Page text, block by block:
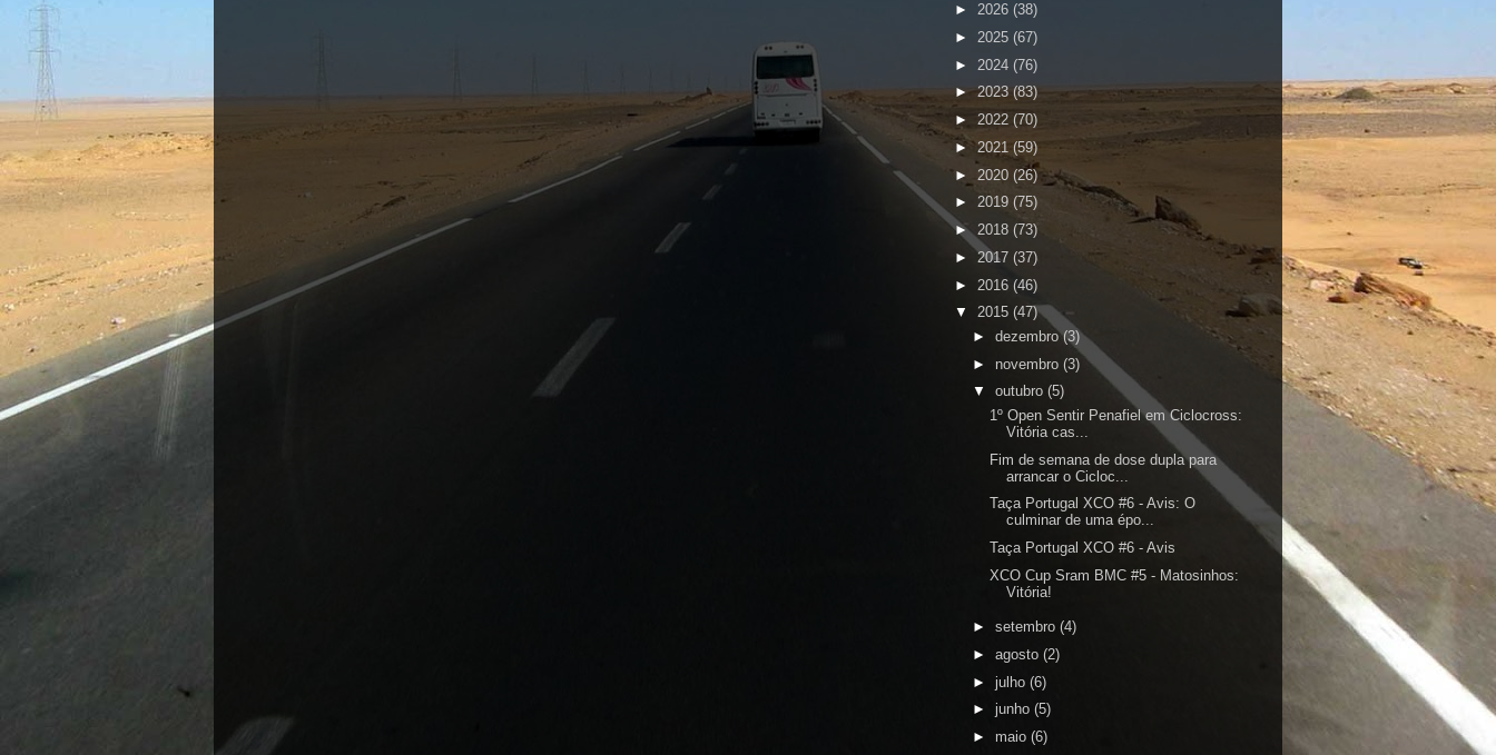
► 2026 (38)
► 2025 (67)
► 2024 (76)
►2023(83)
► 2022 (70)
► 2021 (59)
► 2020 (26)
► 2019 (75)
► 2018 (73)
► 2017 (37)
► 2016 (46)
▼ 2015 (47)
► dezembro(3)
► novembro (3)
▼ outubro (5)
1º Open Sentir Penafiel em Ciclocross:
Vitória cas...
Fim de semana de dose dupla para
arrancar o Cicloc...
Taça Portugal XCO #6 - Avis: O
culminar de uma épo...
Taça Portugal XCO #6 - Avis
XCO Cup Sram BMC #5 - Matosinhos:
Vitória!
► setembro (4)
► agosto (2)
► julho (6)
► junho (5)
► maio (6)